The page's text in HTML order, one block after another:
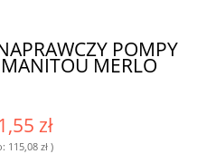
POMPY
MERLO
zł
115,08 zł)